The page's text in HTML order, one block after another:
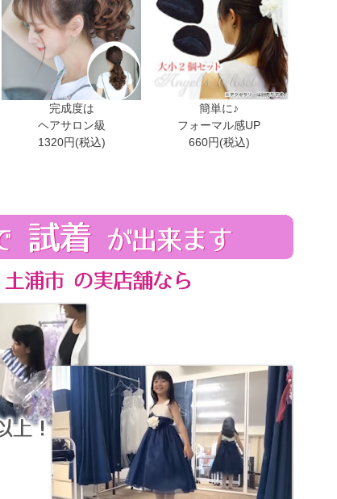
完成度は
ヘアサロン級
1320円(税込)
簡単に♪
フォーマル感UP
660円(税込)